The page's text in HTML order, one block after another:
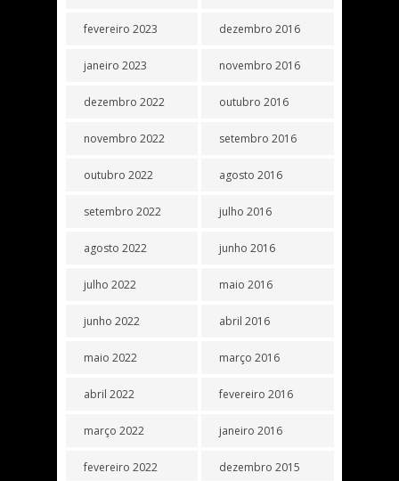
fevereiro 2023
janeiro 2023
dezembro 2022
novembro 2022
outubro 2022
setembro 2022
agosto 2022
julho 2022
junho 2022
maio 2022
abril 2022
março 2022
fevereiro 2022
dezembro 2016
novembro 2016
outubro 2016
setembro 2016
agosto 2016
julho 2016
junho 2016
maio 2016
abril 2016
março 2016
fevereiro 2016
janeiro 2016
dezembro 2015